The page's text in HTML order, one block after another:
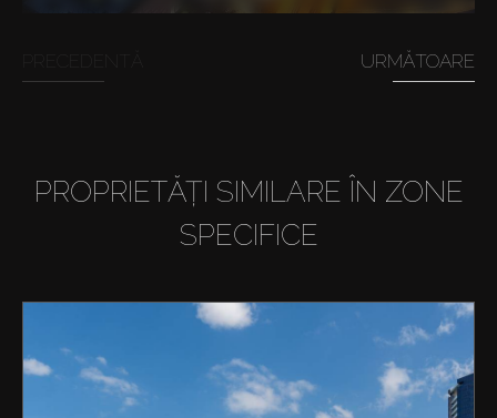
URMĂTOARE
PROPRIETĂȚI SIMILARE ÎN ZONE
SPECIFICE